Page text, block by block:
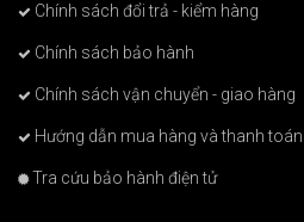
Chính sách đổi trả - kiểm hàng
Chính sách bảo hành
Chính sách vận chuyển - giao hàng
Hướng dẫn mua hàng và thanh toán
Tra cứu bảo hành điện tử